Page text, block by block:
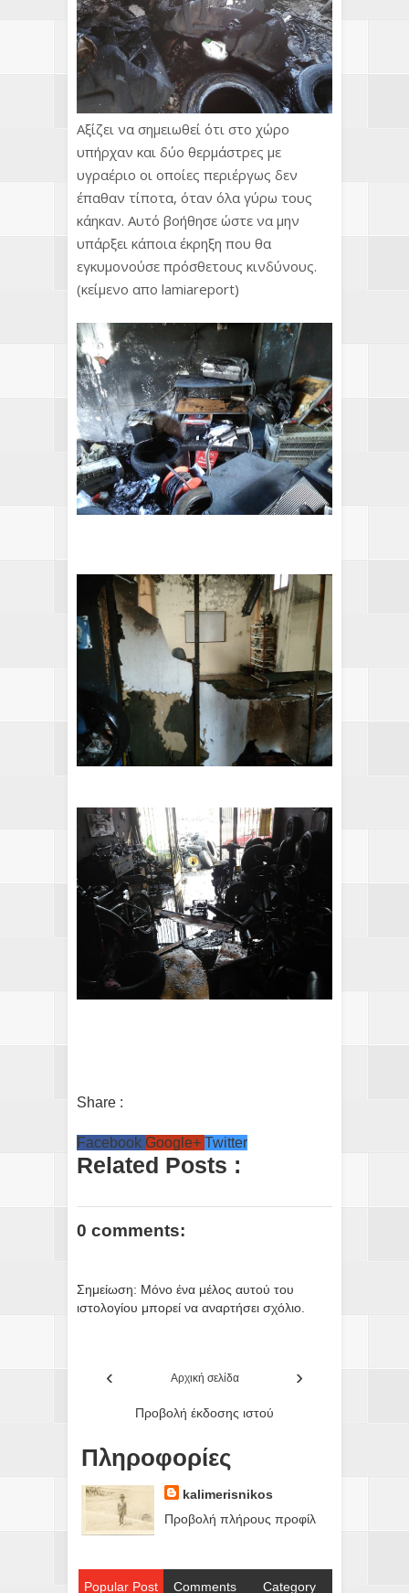
Αξίζει να σημειωθεί ότι στο χώρο
υπήρχαν και δύο θερμάστρες με
υγραέριο οι οποίες περιέργως δεν
έπαθαν τίποτα, όταν όλα γύρω τους
κάηκαν. Αυτό βοήθησε ώστε να μην
υπάρξει κάποια έκρηξη που θα
εγκυμονούσε πρόσθετους κινδύνους.
(κείμενο απο lamiareport)
Share :
Facebook Google+ Twitter
Related Posts :
0 comments:
Σημείωση: Μόνο ένα μέλος αυτού του
ιστολογίου μπορεί να αναρτήσει σχόλιο.
‹ ›
Αρχική σελίδα
Προβολή έκδοσης ιστού
Πληροφορίες
kalimerisnikos
Προβολή πλήρους προφίλ
Popular Post Comments Category